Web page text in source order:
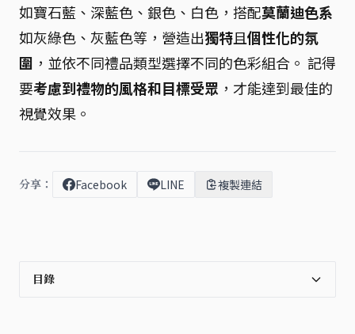
如寶石藍、深藍色、銀色、白色，搭配莫蘭迪色系
如灰綠色、灰藍色等，營造出獨特且個性化的氛
圍 ，並依不同禮品類型選擇不同的色彩組合。 記得
要考慮到禮物的風格和目標受眾 ，才能達到最佳的
視覺效果。
分享： Facebook LINE 複製連結
目錄